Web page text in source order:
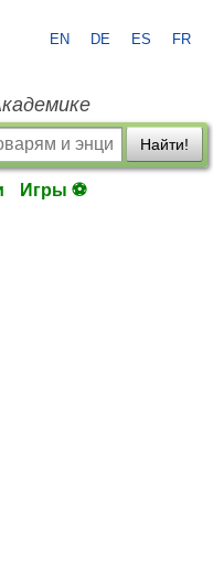
EN DE ES FR
Найти!
Игры ⚽